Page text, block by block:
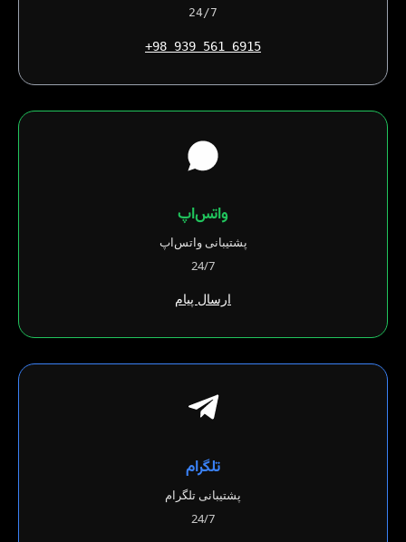
24/7
+98 939 561 6915
واتس‌اپ
پشتیبانی واتس‌اپ
24/7
ارسال پیام
تلگرام
پشتیبانی تلگرام
24/7